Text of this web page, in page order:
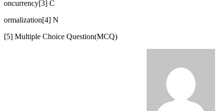
[3] C
oncurrency
[4] N
ormalization
[5] Multiple Choice Question(MCQ)